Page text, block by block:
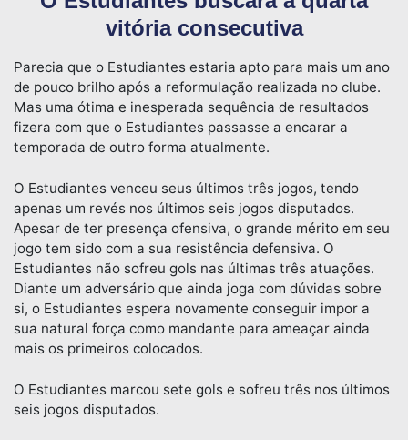
vitória consecutiva
Parecia que o Estudiantes estaria apto para mais um ano
de pouco brilho após a reformulação realizada no clube.
Mas uma ótima e inesperada sequência de resultados
fizera com que o Estudiantes passasse a encarar a
temporada de outro forma atualmente.
O Estudiantes venceu seus últimos três jogos, tendo
apenas um revés nos últimos seis jogos disputados.
Apesar de ter presença ofensiva, o grande mérito em seu
jogo tem sido com a sua resistência defensiva. O
Estudiantes não sofreu gols nas últimas três atuações.
Diante um adversário que ainda joga com dúvidas sobre
si, o Estudiantes espera novamente conseguir impor a
sua natural força como mandante para ameaçar ainda
mais os primeiros colocados.
O Estudiantes marcou sete gols e sofreu três nos últimos
seis jogos disputados.